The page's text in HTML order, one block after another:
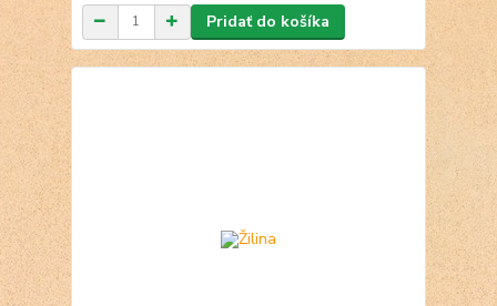
Pridať do košíka